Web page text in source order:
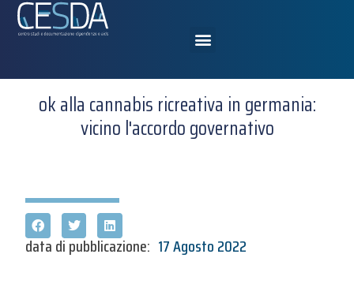
ok alla cannabis ricreativa in germania:
vicino l'accordo governativo
data di pubblicazione: 17 Agosto 2022